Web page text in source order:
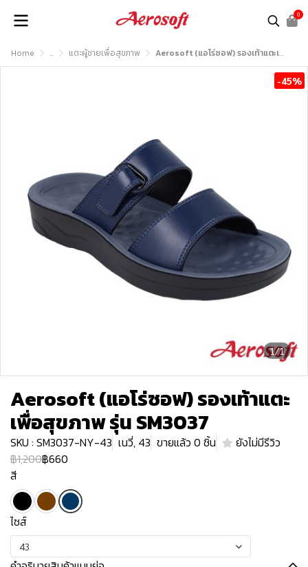
0
Home ... แตะผู้ชายเพื่อสุขภาพ Aerosoft (แอโร่ซอฟ) รองเท้าแตะเพื่อสุขภาพ รุ่น SM3037
1/1
-45%
Aerosoft (แอโร่ซอฟ) รองเท้าแตะ
เพื่อสุขภาพ รุ่น SM3037
SKU : SM3037-NY-43 เนวี่, 43 ขายแล้ว 0 ชิ้น
ยังไม่มีรีวิว
฿1,200฿660
สี
ไซส์
43